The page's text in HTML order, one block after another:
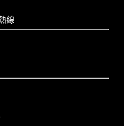
線